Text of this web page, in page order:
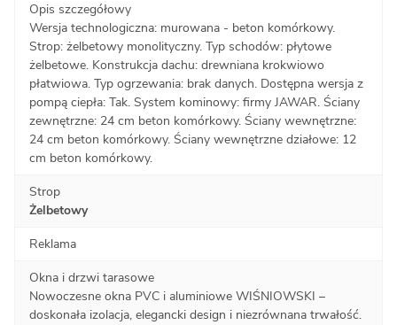
Opis szczegółowy
Wersja technologiczna: murowana - beton komórkowy.
Strop: żelbetowy monolityczny. Typ schodów: płytowe
żelbetowe. Konstrukcja dachu: drewniana krokwiowo
płatwiowa. Typ ogrzewania: brak danych. Dostępna wersja z
pompą ciepła: Tak. System kominowy: firmy JAWAR. Ściany
zewnętrzne: 24 cm beton komórkowy. Ściany wewnętrzne:
24 cm beton komórkowy. Ściany wewnętrzne działowe: 12
cm beton komórkowy.
Strop
Żelbetowy
Reklama
Okna i drzwi tarasowe
Nowoczesne okna PVC i aluminiowe WIŚNIOWSKI –
doskonała izolacja, elegancki design i niezrównana trwałość.